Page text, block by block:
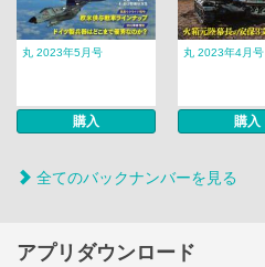
丸 2023年5月号
購入
丸 2023年4月号
購入
全てのバックナンバーを見る
アプリダウンロード